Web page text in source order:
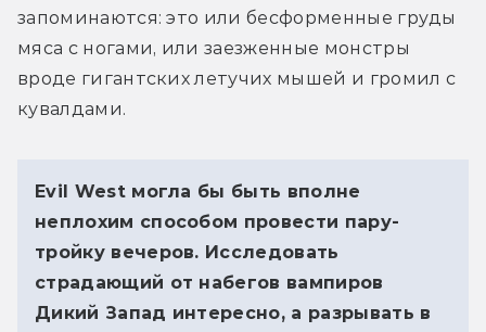
запоминаются: это или бесформенные груды
мяса с ногами, или заезженные монстры
вроде гигантских летучих мышей и громил с
кувалдами.
Evil West могла бы быть вполне
неплохим способом провести пару-
тройку вечеров. Исследовать
страдающий от набегов вампиров
Дикий Запад интересно, а разрывать в